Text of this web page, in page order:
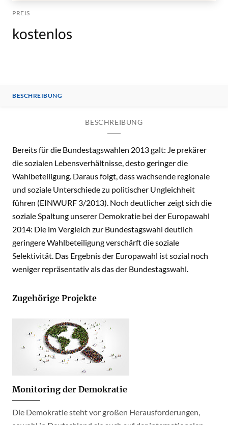
PREIS
kostenlos
BESCHREIBUNG
BESCHREIBUNG
Bereits für die Bundestagswahlen 2013 galt: Je prekärer
die sozialen Lebensverhältnisse, desto geringer die
Wahlbeteiligung. Daraus folgt, dass wachsende regionale
und soziale Unterschiede zu politischer Ungleichheit
führen (EINWURF 3/2013). Noch deutlicher zeigt sich die
soziale Spaltung unserer Demokratie bei der Europawahl
2014: Die im Vergleich zur Bundestagswahl deutlich
geringere Wahlbeteiligung verschärft die soziale
Selektivität. Das Ergebnis der Europawahl ist sozial noch
weniger repräsentativ als das der Bundestagswahl.
Zugehörige Projekte
Monitoring der Demokratie
Die Demokratie steht vor großen Herausforderungen,